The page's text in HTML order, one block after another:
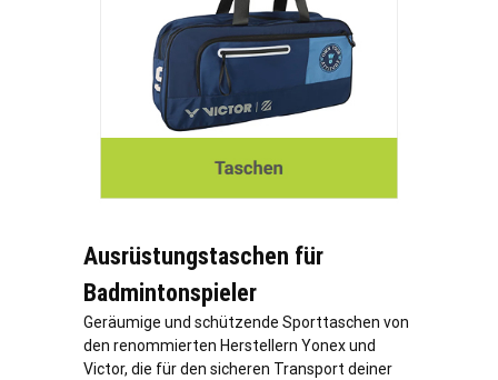
Ausrüstungstaschen für
Badmintonspieler
Geräumige und schützende Sporttaschen von
den renommierten Herstellern Yonex und
Victor, die für den sicheren Transport deiner